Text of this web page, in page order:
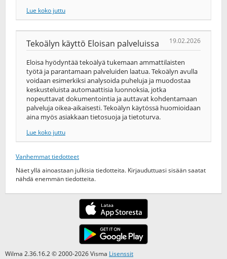
Lue koko juttu
Tekoälyn käyttö Eloisan palveluissa 19.02.2026
Eloisa hyödyntää tekoälyä tukemaan ammattilaisten
työtä ja parantamaan palveluiden laatua. Tekoälyn avulla
voidaan esimerkiksi analysoida puheluja ja muodostaa
keskusteluista automaattisia luonnoksia, jotka
nopeuttavat dokumentointia ja auttavat kohdentamaan
palveluja oikea-​aikaisesti. Tekoälyn käytössä huomioidaan
aina myös asiakkaan tietosuoja ja tietoturva.
Lue koko juttu
Vanhemmat tiedotteet
Näet yllä ainoastaan julkisia tiedotteita. Kirjauduttuasi sisään saatat
nähdä enemmän tiedotteita.
Wilma 2.36.16.2 © 2000-2026 Visma Lisenssit